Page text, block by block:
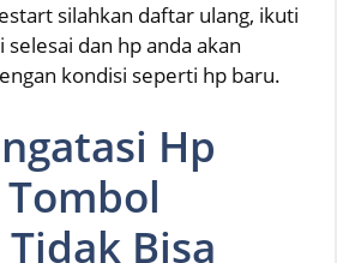
silahkan daftar ulang, ikuti
dan hp anda akan
kondisi seperti hp baru.
Hp
Bisa